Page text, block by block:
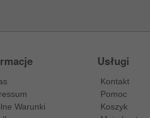
Warunki
Usługi
Kontakt
Pomoc
Koszyk